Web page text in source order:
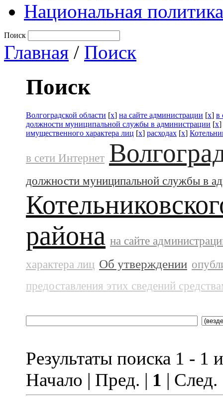
Национальная политика
Поиск
Главная / Поиск
Поиск
Волгоградской области [x] на сайте администрации [x] в
должности муниципальной службы в администрации [x]
имущественного характера лиц [x] расходах [x]
в сети Интернет
должности муниципальной службы в
района на сайте
характера лиц Об утверждении
предоставления этих сведений
Результаты поиска 1 - 1
Начало | Пред. | 1 |